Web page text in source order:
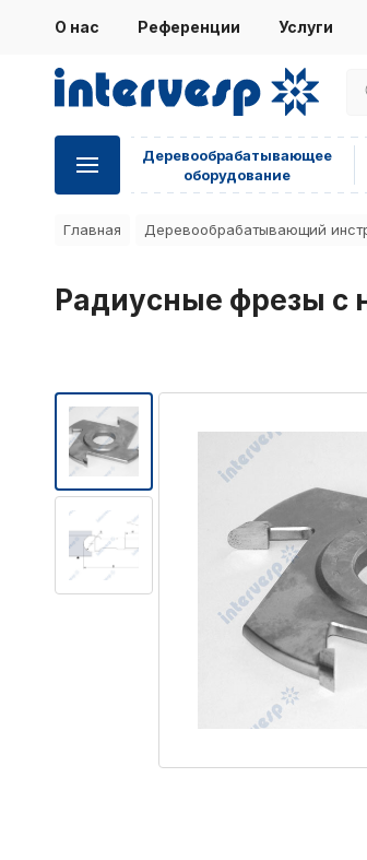
О нас Референции Услуги
Деревообрабатывающее
оборудование
Главная Деревообрабатывающий
Радиусные фрезы с